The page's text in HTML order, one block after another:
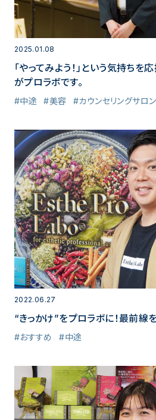
2025.01.08
「やってみよう！」という気持ちを
がプロラボです。
#中途 #美容 #カウンセリングサロ
2022.06.27
“きっかけ”をプロラボに！最前線
#おすすめ #中途